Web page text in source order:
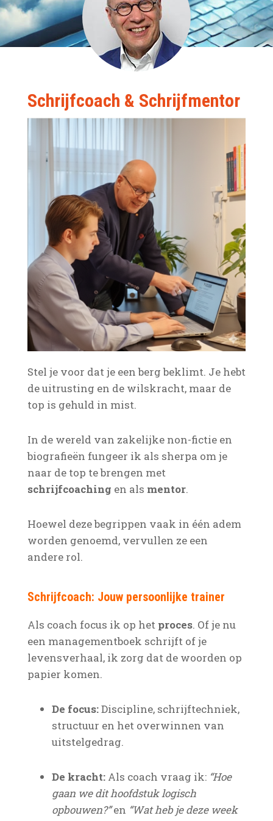
Schrijfcoach & Schrijfmentor
Stel je voor dat je een berg beklimt. Je hebt
de uitrusting en de wilskracht, maar de
top is gehuld in mist.
In de wereld van zakelijke non-fictie en
biografieën fungeer ik als sherpa om je
naar de top te brengen met
schrijfcoaching en als mentor.
Hoewel deze begrippen vaak in één adem
worden genoemd, vervullen ze een
andere rol.
Schrijfcoach: Jouw persoonlijke trainer
Als coach focus ik op het proces. Of je nu
een managementboek schrijft of je
levensverhaal, ik zorg dat de woorden op
papier komen.
De focus:Discipline, schrijftechniek,
structuur en het overwinnen van
uitstelgedrag.
De kracht:Als coach vraag ik: “Hoe
gaan we dit hoofdstuk logisch
opbouwen?”en “Wat heb je deze week